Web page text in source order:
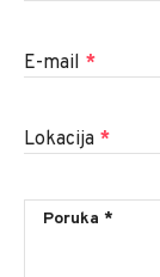
E-mail *
Lokacija *